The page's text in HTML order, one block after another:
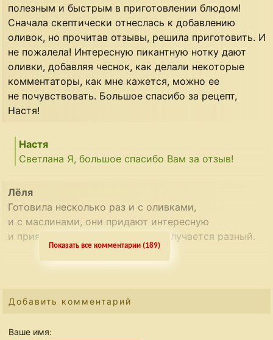
полезным и быстрым в приготовлении блюдом!
Сначала скептически отнеслась к добавлению
оливок, но прочитав отзывы, решила приготовить. И
не пожалела! Интересную пикантную нотку дают
оливки, добавляя чеснок, как делали некоторые
комментаторы, как мне кажется, можно ее
не почувствовать. Большое спасибо за рецепт,
Настя!
Настя
Светлана Я, большое спасибо Вам за отзыв!
Лёля
Готовила несколько раз и с оливками,
и с маслинами, они придают интересную
и приятную пикантность. Вкус получается разный.
Но оба варианта нравятся очень!
Настя
Показать все комментарии (189)
Добавить комментарий
Ваше имя: